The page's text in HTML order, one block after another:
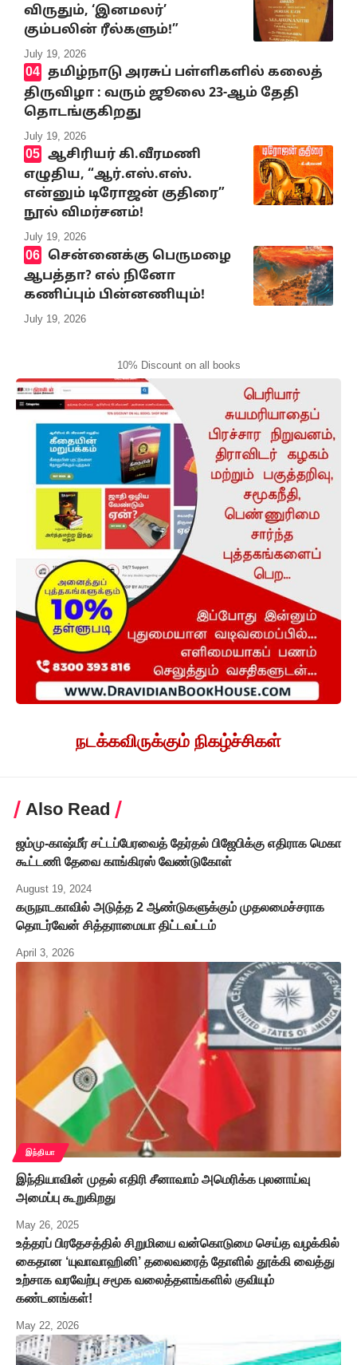
விருதும், ‘இனமலர்’
கும்பலின் ரீல்களும்!”
July 19, 2026
தமிழ்நாடு அரசுப் பள்ளிகளில் கலைத்
திருவிழா : வரும் ஜூலை 23-ஆம் தேதி
தொடங்குகிறது
July 19, 2026
ஆசிரியர் கி.வீரமணி
எழுதிய, “ஆர்.எஸ்.எஸ்.
என்னும் டிரோஜன் குதிரை”
நூல் விமர்சனம்!
July 19, 2026
சென்னைக்கு பெருமழை
ஆபத்தா? எல் நினோ
கணிப்பும் பின்னணியும்!
July 19, 2026
10% Discount on all books
நடக்கவிருக்கும் நிகழ்ச்சிகள்
Also Read
ஜம்மு-காஷ்மீர் சட்டப்பேரவைத் தேர்தல் பிஜேபிக்கு எதிராக மெகா
கூட்டணி தேவை காங்கிரஸ் வேண்டுகோள்
August 19, 2024
கருநாடகாவில் அடுத்த 2 ஆண்டுகளுக்கும் முதலமைச்சராக
தொடர்வேன் சித்தராமையா திட்டவட்டம்
April 3, 2026
இந்தியா
இந்தியாவின் முதல் எதிரி சீனாவாம் அமெரிக்க புலனாய்வு
அமைப்பு கூறுகிறது
May 26, 2025
உத்தரப் பிரதேசத்தில் சிறுமியை வன்கொடுமை செய்த வழக்கில்
கைதான ‘யுவாவாஹினி’ தலைவரைத் தோளில் தூக்கி வைத்து
உற்சாக வரவேற்பு சமூக வலைத்தளங்களில் குவியும்
கண்டனங்கள்!
May 22, 2026